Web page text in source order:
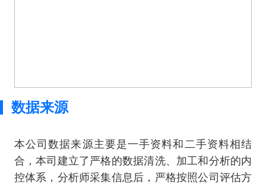
数据来源
本公司数据来源主要是一手资料和二手资料相结
合，本司建立了严格的数据清洗、加工和分析的内
控体系，分析师采集信息后，严格按照公司评估方